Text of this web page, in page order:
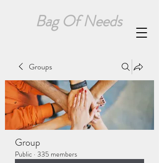
Bag Of Needs
Groups
Group
Public · 335 members